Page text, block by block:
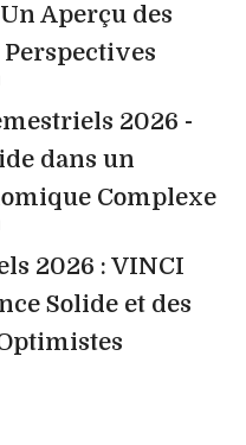
Aperçu des
2026 -
dans un
Complexe
2026 : VINCI
Solide et des